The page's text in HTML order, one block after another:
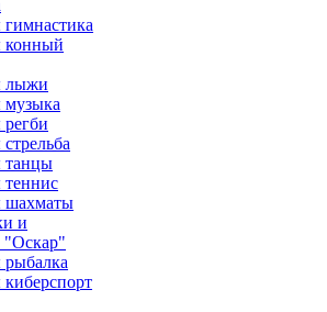
конный
лыжи
музыка
танцы
шахматы
и
"Оскар"